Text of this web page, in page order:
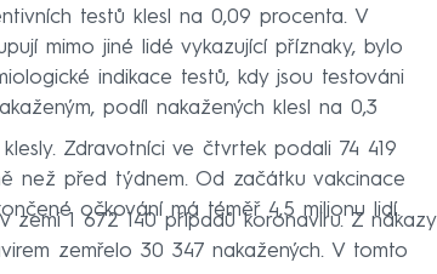
testů klesl na 0,09 procenta. V
mimo jiné lidé vykazující příznaky, bylo
indikace testů, kdy jsou testováni
podíl nakažených klesl na 0,3
Zdravotníci ve čtvrtek podali 74 419
než před týdnem. Od začátku vakcinace
očkování má téměř 4,5 milionu lidí.
1 672 140 případů koronaviru. Z nákazy
zemřelo 30 347 nakažených. V tomto